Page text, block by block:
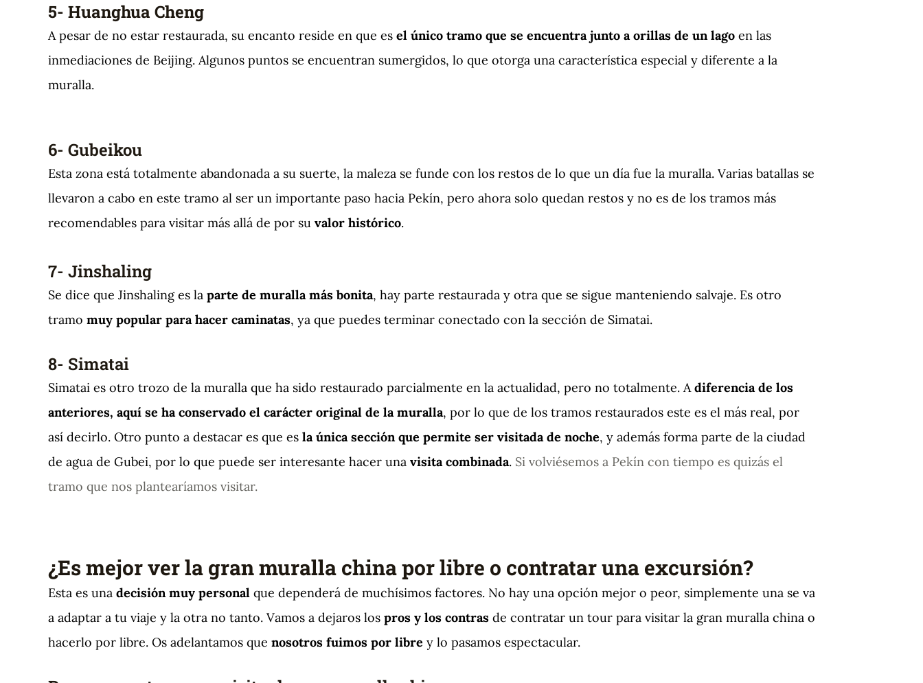
5- Huanghua Cheng
A pesar de no estar restaurada, su encanto reside en que es el único tramo que se encuentra junto a orillas de un lago en las
inmediaciones de Beijing. Algunos puntos se encuentran sumergidos, lo que otorga una característica especial y diferente a la
muralla.
6- Gubeikou
Esta zona está totalmente abandonada a su suerte, la maleza se funde con los restos de lo que un día fue la muralla. Varias batallas se
llevaron a cabo en este tramo al ser un importante paso hacia Pekín, pero ahora solo quedan restos y no es de los tramos más
recomendables para visitar más allá de por su valor histórico.
7- Jinshaling
Se dice que Jinshaling es la parte de muralla más bonita, hay parte restaurada y otra que se sigue manteniendo salvaje. Es otro
tramo muy popular para hacer caminatas, ya que puedes terminar conectado con la sección de Simatai.
8- Simatai
Simatai es otro trozo de la muralla que ha sido restaurado parcialmente en la actualidad, pero no totalmente. Adiferencia de los
anteriores, aquí se ha conservado el carácter original de la muralla, por lo que de los tramos restaurados este es el más real, por
así decirlo. Otro punto a destacar es que es la única sección que permite ser visitada de noche, y además forma parte de la ciudad
de agua de Gubei, por lo que puede ser interesante hacer una visita combinada. Si volviésemos a Pekín con tiempo es quizás el
tramo que nos plantearíamos visitar.
¿Es mejor ver la gran muralla china por libre o contratar una excursión?
Esta es una decisión muy personal que dependerá de muchísimos factores. No hay una opción mejor o peor, simplemente una se va
a adaptar a tu viaje y la otra no tanto. Vamos a dejaros los pros y los contras de contratar un tour para visitar la gran muralla china o
hacerlo por libre. Os adelantamos que nosotros fuimos por libre y lo pasamos espectacular.